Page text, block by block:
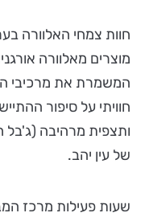
חוות צמחי האלוורה
מוצרים מאלוורה
המשמרת את מרכיבי
חוויתי על סיפור
ותצפית מרהיבה
של עין יהב.
שעות פעילות מרכז